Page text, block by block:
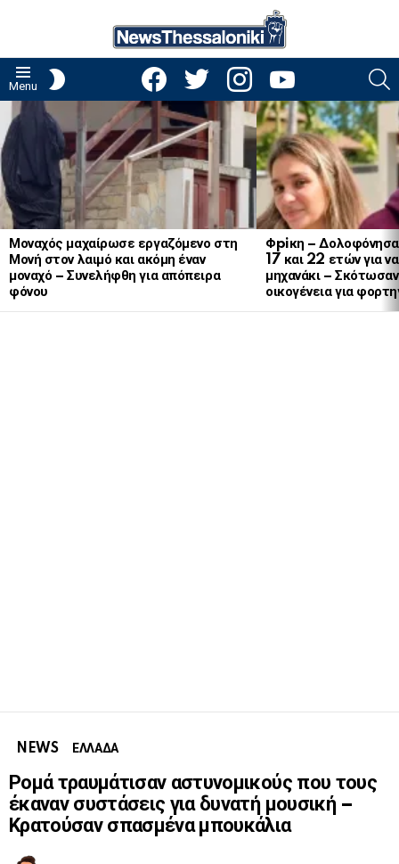
Menu
facebooktwitter instagramyoutube
LATEST
STORIES
Μοναχός μαχαίρωσε εργαζόμενο στη
Μονή στον λαιμό και ακόμη έναν
μοναχό – Συνελήφθη για απόπειρα
φόνου
Φpiκη –
17 και 22 ετών για
μηχανάκι – Σκότωσαν
οικογένεια για
NEWS ΕΛΛΑΔΑ
Ρομά τραυμάτισαν αστυνομικούς που τους
έκαναν συστάσεις για δυνατή μουσική –
Κρατούσαν σπασμένα μπουκάλια